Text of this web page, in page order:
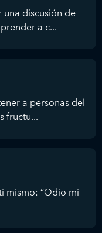
una discusión de
a c...
a personas del
fructu...
mismo: “Odio mi